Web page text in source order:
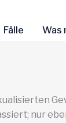
Fälle Was
nur